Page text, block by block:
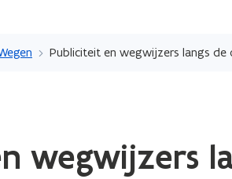
Publiciteit en wegwijzers langs de
wegwijzers